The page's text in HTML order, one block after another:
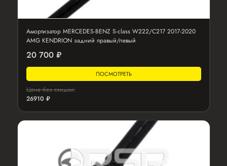
Амортизатор MERCEDES-BENZ S-class W222/C217 2017-2020
AMG KENDRION задний правый/левый
20 700 ₽
ПОСМОТРЕТЬ
Цена без скидки:
26910 ₽